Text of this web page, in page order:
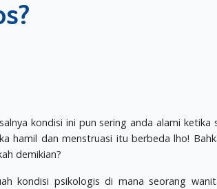
kondisi ini pun sering anda alami ketika
hamil dan menstruasi itu berbeda lho!
demikian?
kondisi psikologis di mana seorang